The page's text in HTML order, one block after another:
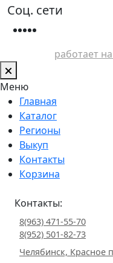
Соц. сети
работает
Меню
Главная
Каталог
Регионы
Выкуп
Контакты
Корзина
Контакты:
8(963) 471-55-70
8(952) 501-82-73
Челябинск, Красное